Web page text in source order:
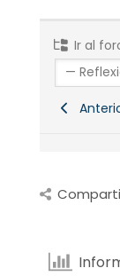
Ir al